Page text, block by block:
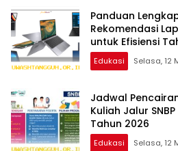
Panduan
Rekomendasi
untuk Efisiensi
Edukasi
Jadwal
Kuliah Jalur
Tahun 2026
Edukasi